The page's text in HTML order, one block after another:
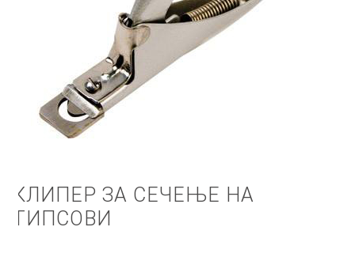
НАШИ БРЕНДОВИ ЗА КОЗМЕТИКА И ФРИЗЕРАЈ
ПЛАЌАЊЕ
ПОЛИТИКА И УСЛОВИ ЗА КОРИСТЕЊЕ
ПРОИЗВОДИ
КЛИПЕР ЗА СЕЧЕЊЕ НА
ТИПСОВИ